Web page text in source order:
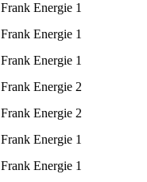
Frank Energie 1
Frank Energie 1
Frank Energie 1
Frank Energie 2
Frank Energie 2
Frank Energie 1
Frank Energie 1